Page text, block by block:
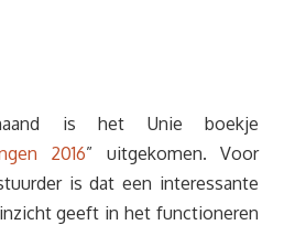
is het Unie boekje
2016” uitgekomen. Voor
is dat een interessante
geeft in het functioneren